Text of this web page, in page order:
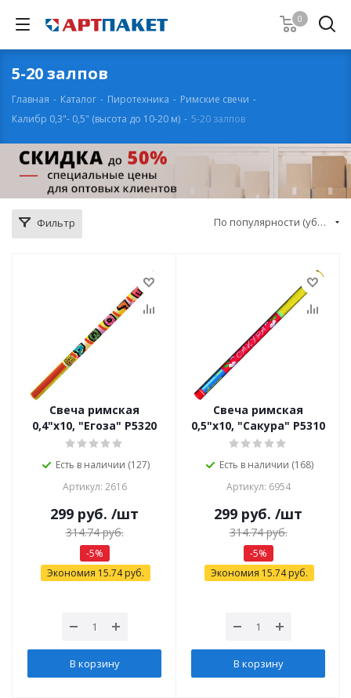
0
5-20 залпов
Главная - Каталог - Пиротехника - Римские свечи -
Калибр 0,3"- 0,5" (высота до 10-20 м) - 5-20 залпов
Фильтр По популярности (убывание)
Свеча римская
0,4"х10, "Егоза" Р5320
Есть в наличии (127)
Артикул: 2616
299 руб. /шт
314.74руб.
-5%
Экономия 15.74руб.
В корзину
Свеча римская
0,5"х10, "Сакура" Р5310
Есть в наличии (168)
Артикул: 6954
299 руб. /шт
314.74руб.
-5%
Экономия 15.74руб.
В корзину